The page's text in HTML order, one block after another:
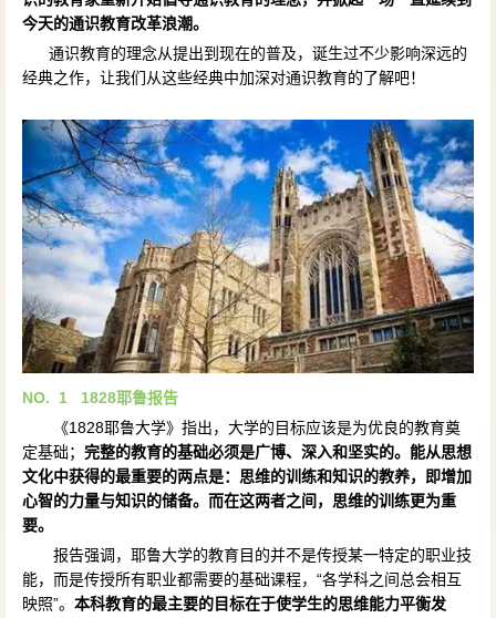
今天的通识教育改革浪潮。
通识教育的理念从提出到现在的普及，诞生过不少影响深远的
经典之作，让我们从这些经典中加深对通识教育的了解吧！
NO. 1 1828耶鲁报告
《1828耶鲁大学》指出，大学的目标应该是为优良的教育奠
定基础； 完整的教育的基础必须是广博、深入和坚实的。能从思想
文化中获得的最重要的两点是：思维的训练和知识的教养，即增加
心智的力量与知识的储备。而在这两者之间，思维的训练更为重
要。
报告强调，耶鲁大学的教育目的并不是传授某一特定的职业技
能，而是传授所有职业都需要的基础课程，“各学科之间总会相互
映照”。 本科教育的最主要的目标在于使学生的思维能力平衡发